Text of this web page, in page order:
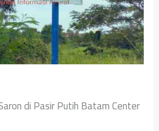
di Pasir Putih Batam Center